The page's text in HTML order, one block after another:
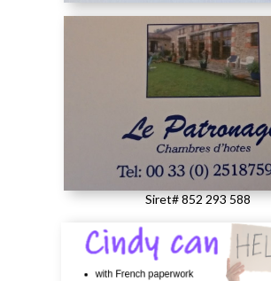
Siret# 852 293 588